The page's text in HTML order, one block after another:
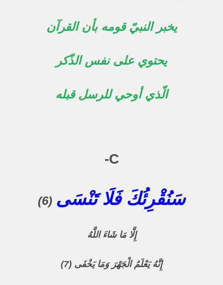
يخبر النبيّ قومه بأن القرآن
يحتوي على نفس الذّكر
الّذي أوحي للرسل قبله
C-
سَنُقْرِئُكَ فَلَا تَنْسَى (6)
إِلَّا مَا شَاءَ اللَّهُ
إِنَّهُ يَعْلَمُ الْجَهْرَ وَمَا يَخْفَى (7)